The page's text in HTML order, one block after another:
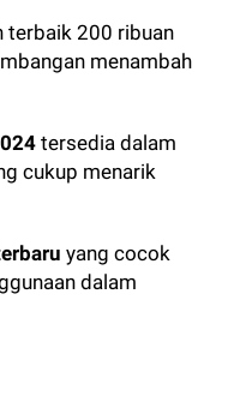
terbaik 200 ribuan
menambah
tersedia dalam
cukup menarik
yang cocok
dalam